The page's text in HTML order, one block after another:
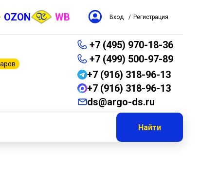
OZON WB Вход / Регистрация
+7 (495) 970-18-36
+7 (499) 500-97-89
+7 (916) 318-96-13
+7 (916) 318-96-13
ds@argo-ds.ru
Найти